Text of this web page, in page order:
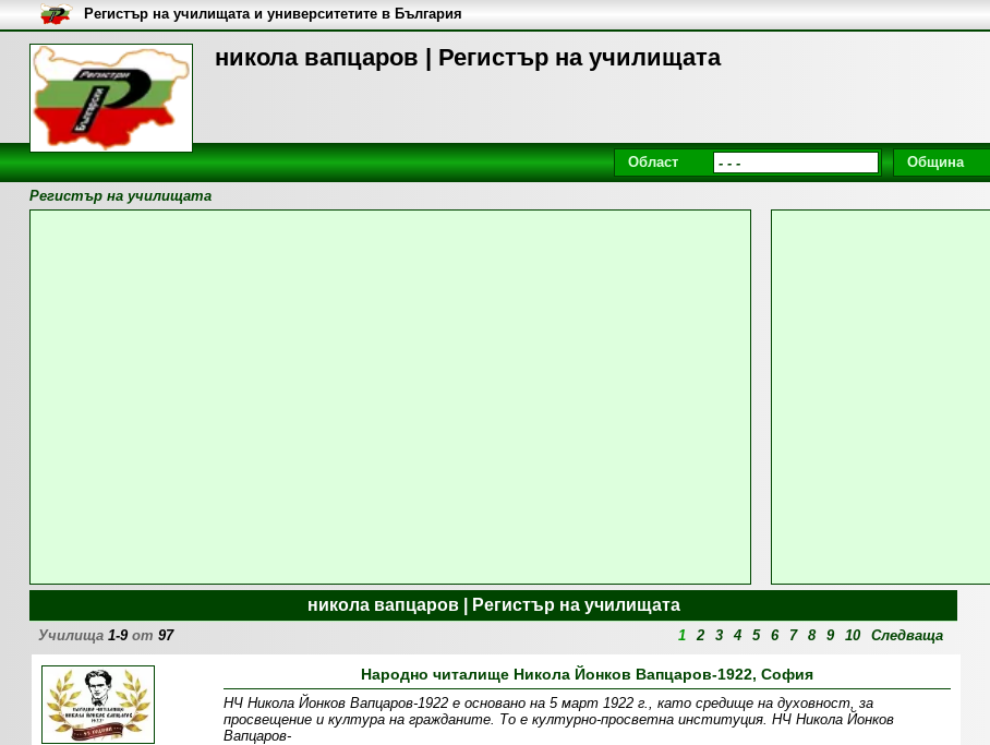
никола вапцаров | Регистър на училищата
Регистър на училищата и университетите в България
Област Община
Регистър на училищата
никола вапцаров | Регистър на училищата
Училища1-9от97 1 2 3 4 5 6 7 8 9 10 Следваща
Народно читалище Никола Йонков Вапцаров-1922, София
НЧ Никола Йонков Вапцаров-1922 е основано на 5 март 1922 г., като средище на духовност, за
просвещение и култура на гражданите. То е културно-просветна институция. НЧ Никола Йонков
Вапцаров-